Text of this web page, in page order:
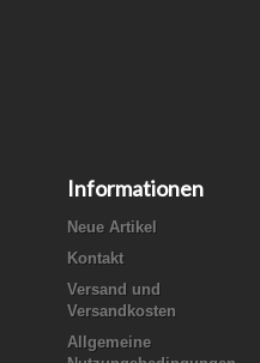
Informationen
Neue Artikel
Kontakt
Versand und
Versandkosten
Allgemeine